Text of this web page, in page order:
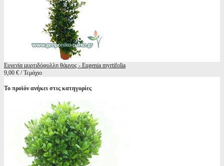
Ευγενία μυρτιδόφυλλη θάμνος - Eugenia myrtifolia
9,00 € / Τεμάχιο
Το προϊόν ανήκει στις κατηγορίες